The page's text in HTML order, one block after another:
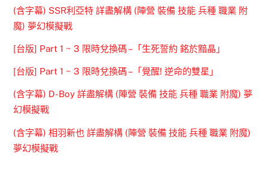
(含字幕) SSR利亞特 詳盡解構 (陣營 裝備 技能 兵種 職業 附
魔) 夢幻模擬戰
[台版] Part 1 ~ 3 限時兌換碼 –「生死誓約 銘於黯晶」
[台版] Part 1 ~ 3 限時兌換碼 –「覺醒! 逆命的雙星」
(含字幕) D-Boy 詳盡解構 (陣營 裝備 技能 兵種 職業 附魔) 夢
幻模擬戰
(含字幕) 相羽新也 詳盡解構 (陣營 裝備 技能 兵種 職業 附魔)
夢幻模擬戰